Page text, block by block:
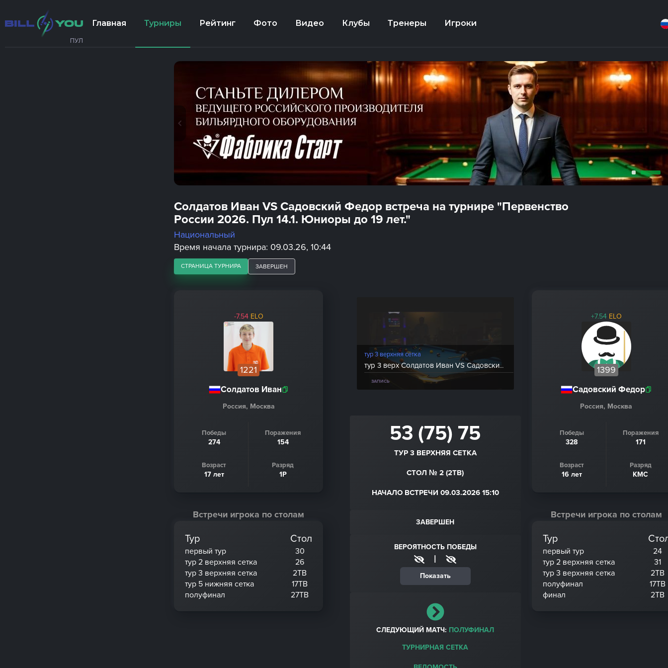
ПУЛ
Главная Турниры Рейтинг Фото Видео Клубы Тренеры Игроки
Солдатов Иван VS Садовский Федор встреча на турнире "Первенство
России 2026. Пул 14.1. Юниоры до 19 лет."
Национальный
Время начала турнира: 09.03.26, 10:44
СТРАНИЦА ТУРНИРА ЗАВЕРШЕН
-7.54 ELO
1221
Солдатов Иван
Россия, Москва
Победы
274
Поражения
154
Возраст
17 лет
Разряд
1Р
Встречи игрока по столам
Тур Стол
первый тур
30
тур 2 верхняя сетка
26
тур 3 верхняя сетка
2ТВ
тур 5 нижняя сетка
17ТВ
полуфинал
27ТВ
тур 3 верхняя сетка
тур 3 верх Солдатов Иван VS Садовский Федор
ЗАПИСЬ
53 (75) 75
ТУР 3 ВЕРХНЯЯ СЕТКА
СТОЛ № 2 (2ТВ)
НАЧАЛО ВСТРЕЧИ 09.03.2026 15:10
ЗАВЕРШЕН
ВЕРОЯТНОСТЬ ПОБЕДЫ
|
Показать
СЛЕДУЮЩИЙ МАТЧ: ПОЛУФИНАЛ
ТУРНИРНАЯ СЕТКА
+7.54 ELO
1399
Садовский Федор
Россия, Москва
Победы
328
Поражения
171
Возраст
16 лет
Разряд
КМС
Встречи игрока по столам
Тур
первый тур
24
тур 2 верхняя сетка
31
тур 3 верхняя сетка
2ТВ
полуфинал
17ТВ
финал
2ТВ